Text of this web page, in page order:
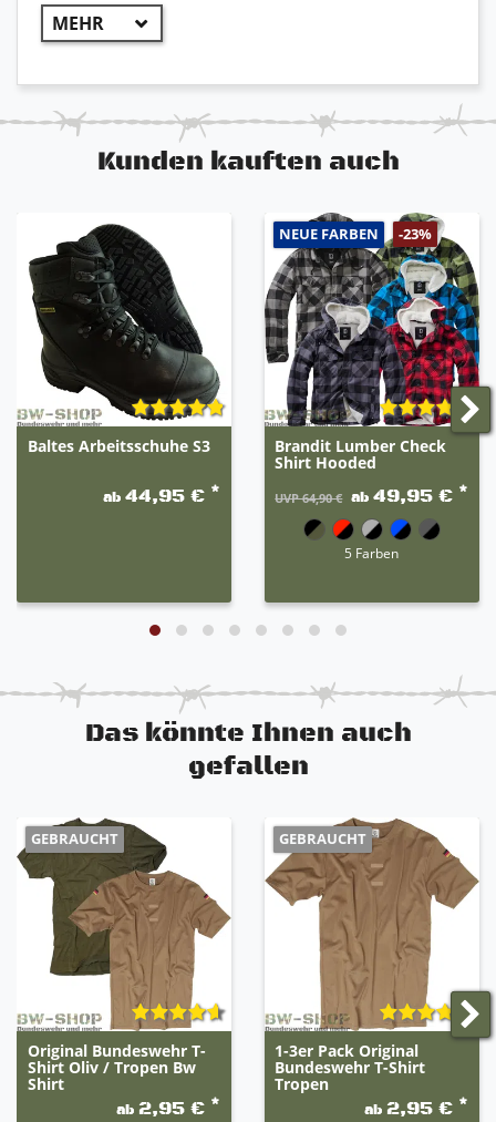
Kniepolstertaschen mit Klett
sichtbares Engelbert Strauss Logo
!! WICHTIG !!
Aufgrund der Vielzahl von Hosen und Jacken kann
die Bekleidung teilweise von dem hier
beschriebenen Abweichen. Die Modelle können
unterschiedlich sein und somit auch
unterschiedliche Eigenschaften der jeweiligen
Artikel. Die erste Farbe ist der Hauptteil des
Produktes. Beispiel: grau-schwarz 80% grau / 20%
schwarz.
Kunden kauften auch
Baltes Arbeitsschuhe S3
ab44,95 € *
NEUE FARBEN -23%
Brandit Lumber Check
Shirt Hooded
UVP 64,90 € ab 49,95 € *
5 Farben
Das könnte Ihnen auch
gefallen
GEBRAUCHT
Original Bundeswehr T-
Shirt Oliv / Tropen Bw
Shirt
ab 2,95 € *
GEBRAUCHT
1-3er Pack Original
Bundeswehr T-Shirt
Tropen
ab 2,95 € *